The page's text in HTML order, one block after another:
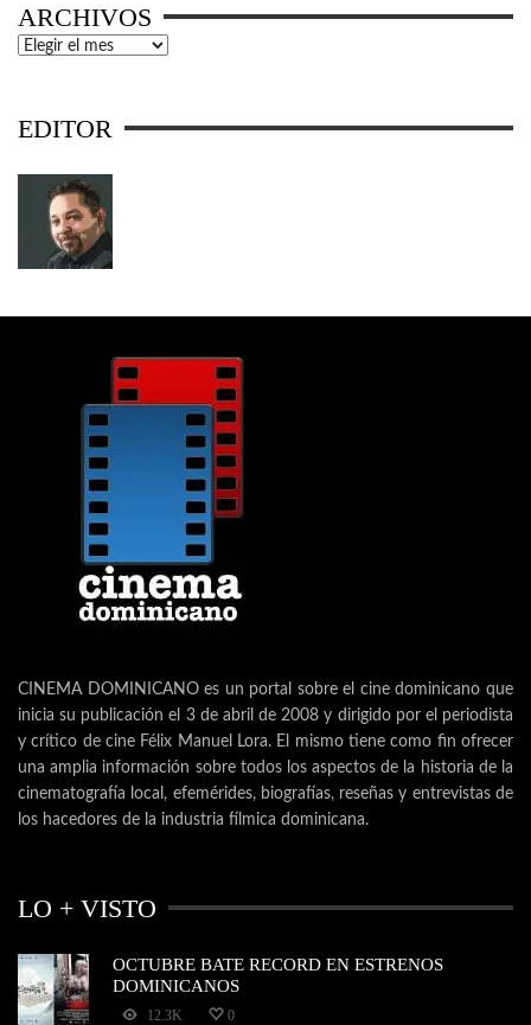
ARCHIVOS
Archivos
EDITOR
CINEMA DOMINICANO es un portal sobre el cine dominicano que
inicia su publicación el 3 de abril de 2008 y dirigido por el periodista
y crítico de cine Félix Manuel Lora. El mismo tiene como fin ofrecer
una amplia información sobre todos los aspectos de la historia de la
cinematografía local, efemérides, biografías, reseñas y entrevistas de
los hacedores de la industria fílmica dominicana.
LO + VISTO
OCTUBRE BATE RECORD EN ESTRENOS
DOMINICANOS
12.3K 0